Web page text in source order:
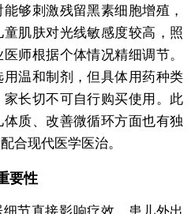
够刺激残留黑素细胞增殖，
肌肤对光线敏感度较高，照
师根据个体情况精细调节。
温和制剂，但具体用药种类
长切不可自行购买使用。此
质、改善微循环方面也有独
合现代医学医治。
要性